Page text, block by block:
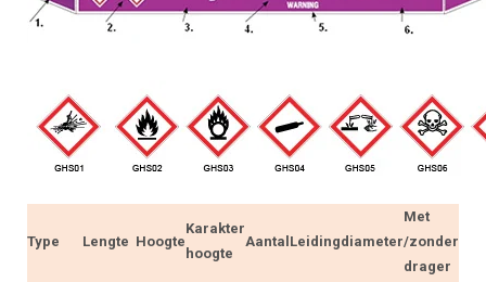
Type Lengte Hoogte
Karakter
hoogte
Aantal Leidingdiameter
Met
/zonder
drager